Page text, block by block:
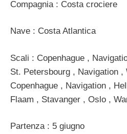
Compagnia : Costa crociere
Nave : Costa Atlantica
Scali : Copenhague ,
St. Petersbourg , Navigation ,
Copenhague , Navigation ,
Flaam , Stavanger , Oslo ,
Partenza : 5 giugno